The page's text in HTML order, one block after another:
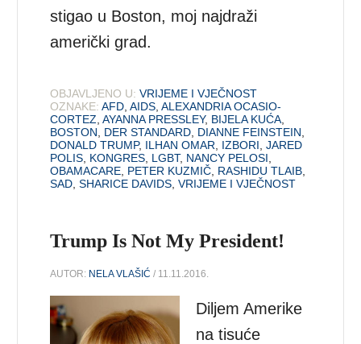
stigao u Boston, moj najdraži
američki grad.
OBJAVLJENO U: VRIJEME I VJEČNOST
OZNAKE: AFD ,AIDS ,ALEXANDRIA OCASIO-
CORTEZ ,AYANNA PRESSLEY, BIJELA KUĆA
BOSTON
DER STANDARD DIANNE FEINSTEIN
DONALD TRUMP, ILHAN OMAR IZBORI ,JARED
POLIS KONGRES LGBT, NANCY PELOSI
OBAMACARE PETER KUZMIČ RASHIDU TLAIB
SAD ,SHARICE DAVIDS ,VRIJEME I VJEČNOST
Trump Is Not My President!
AUTOR: NELA VLAŠIĆ / 11.11.2016.
Diljem Amerike
na tisuće